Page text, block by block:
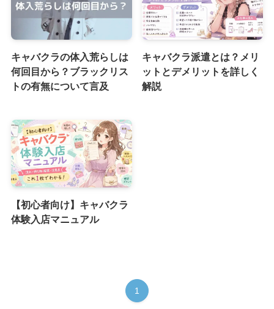
キャバクラの体入荒らしは
何回目から？ブラックリス
トの有無について言及
キャバクラ派遣とは？メリ
ットとデメリットを詳しく
解説
【初心者向け】キャバクラ
体験入店マニュアル
1